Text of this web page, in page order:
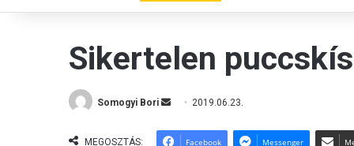
Sikertelen
Somogyi Bori
n
2019.06.23.
MEGOSZTÁS: Facebook Messenger